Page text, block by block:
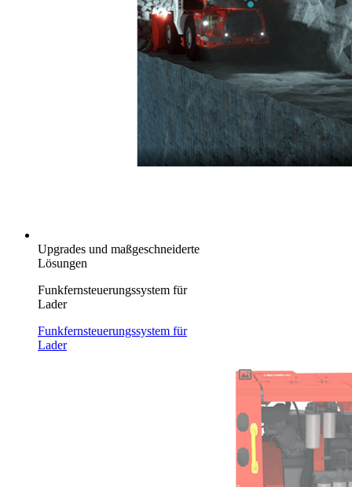
Upgrades und maßgeschneiderte
Lösungen
Funkfernsteuerungssystem für
Lader
Funkfernsteuerungssystem für
Lader